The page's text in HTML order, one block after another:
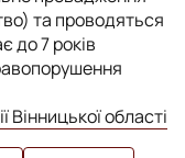
та проводяться
до 7 років
Вінницької області